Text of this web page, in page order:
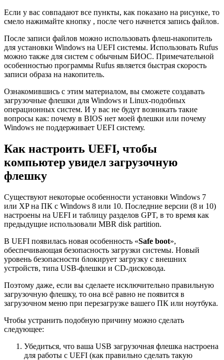
Если у вас совпадают все пункты, как показано на рисунке, то
смело нажимайте кнопку , после чего начнется запись файлов.
После записи файлов можно использовать флеш-накопитель
для установки Windows на UEFI системы. Использовать Rufus
можно также для систем с обычным БИОС. Примечательной
особенностью программы Rufus является быстрая скорость
записи образа на накопитель.
Ознакомившись с этим материалом, вы сможете создавать
загрузочные флешки для Windows и Linux-подобных
операционных систем. И у вас не будут возникать такие
вопросы как: почему в BIOS нет моей флешки или почему
Windows не поддерживает UEFI систему.
Как настроить UEFI, чтобы
компьютер увидел загрузочную
флешку
Существуют некоторые особенности установки Windows 7
или XP на ПК с Windows 8 или 10. Последние версии (8 и 10)
настроены на UEFI и таблицу разделов GPT, в то время как
предыдущие использовали MBR disk partition.
В UEFI появилась новая особенность «Safe boot»,
обеспечивающая безопасность загрузки системы. Новый
уровень безопасности блокирует загрузку с внешних
устройств, типа USB-флешки и CD-дисковода.
Поэтому даже, если вы сделаете исключительно правильную
загрузочную флешку, то она всё равно не появится в
загрузочном меню при перезагрузке вашего ПК или ноутбука.
Чтобы устранить подобную причину можно сделать
следующее:
Убедиться, что ваша USB загрузочная флешка настроена
для работы с UEFI (как правильно сделать такую